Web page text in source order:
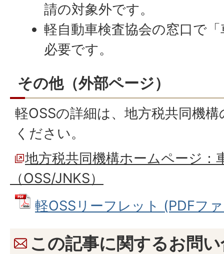
請の対象外です。
軽自動車検査協会の窓口で
必要です。
その他（外部ページ）
軽OSSの詳細は、地方税共同機
ください。
地方税共同機構ホームページ：
（OSS/JNKS）
軽OSSリーフレット (PDFフ
この記事に関するお問